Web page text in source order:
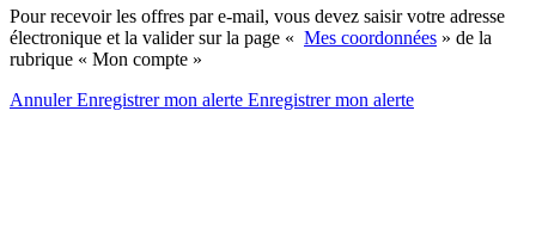
Pour recevoir les offres par e-mail, vous devez saisir votre adresse
électronique et la valider sur la page « Mes coordonnées » de la
rubrique « Mon compte »
AnnulerEnregistrer mon alerte Enregistrermon alerte